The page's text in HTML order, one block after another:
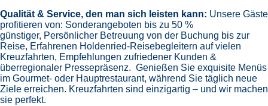
Qualität & Service, den man sich leisten kann: Unsere Gäste
profitieren von: Sonderangeboten bis zu 50 %
günstiger, Persönlicher Betreuung von der Buchung bis zur
Reise, Erfahrenen Holdenried-Reisebegleitern auf vielen
Kreuzfahrten, Empfehlungen zufriedener Kunden &
überregionaler Pressepräsenz. Genießen Sie exquisite Menüs
im Gourmet- oder Hauptrestaurant, während Sie täglich neue
Ziele erreichen. Kreuzfahrten sind einzigartig – und wir machen
sie perfekt.